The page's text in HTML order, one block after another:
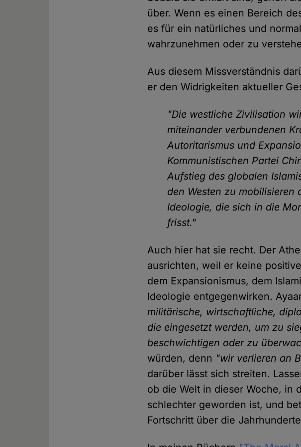
über. Wenn es einen Bereich
es für ein natürliches und
wahrzunehmen oder zu
Aus diesem Missverständnis
er den Widrigkeiten aktueller
"Die westliche Zivilisation
miteinander verbundenen
Autoritarismus und
Kommunistischen Partei
Aufstieg des globalen
den Westen zu
Ideologie, die sich in die
frisst."
Auch hier hat sie recht. Der
ausrichten, weil er keine
dem Expansionismus, dem
Ideologie entgegenwirken.
militärische, wirtschaftliche,
die eingesetzt werden, um zu
beschwichtigen oder zu
würden, denn "wir verlieren an
darüber lässt sich streiten.
ob die Welt in dieser Woche, in
schlechter geworden ist, und
Fortschritt über die